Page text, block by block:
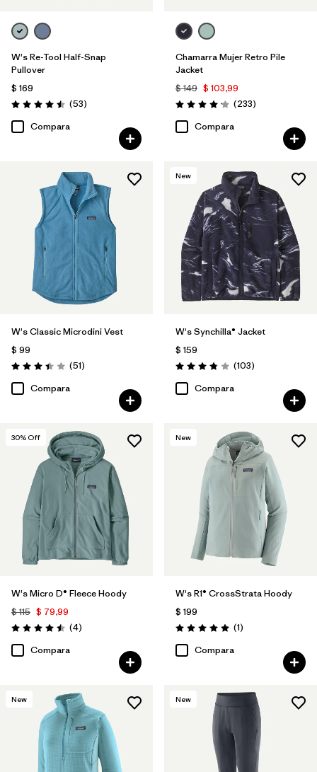
W's Re-Tool Half-Snap
Pullover
$ 169
Valoración: 4.5 / 5
(53Comentarios
)
Compara
Chamarra Mujer Retro Pile
Jacket
$ 149 $ 103,99
Valoración: 4.2 / 5
(233Comentarios
)
Compara
W's Classic Microdini Vest
$ 99
Valoración: 3.4 / 5
(51Comentarios
)
Compara
New
W's Synchilla® Jacket
$ 159
Valoración: 3.9 / 5
(103Comentarios
)
Compara
30% Off
W's Micro D® Fleece Hoody
$ 115 $ 79,99
Valoración: 4.5 / 5
(4Comentarios
)
Compara
New
W's R1® CrossStrata Hoody
$ 199
Valoración: 5.0 / 5
(1Comentarios
)
Compara
New New